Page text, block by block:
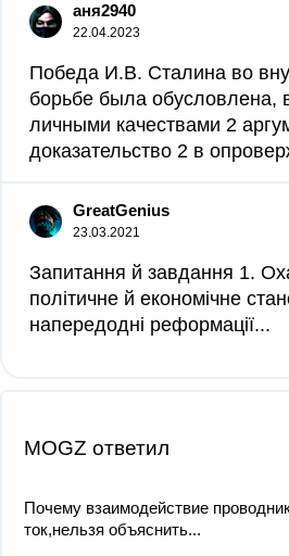
аня2940
22.04.2023
Победа И.В. Сталина во
борьбе была обусловлена,
личными качествами 2
доказательство 2 в
GreatGenius
23.03.2021
Запитання й завдання 1.
політичне й економічне
напередодні реформації...
MOGZ ответил
Почему взаимодействие
ток,нельзя объяснить...